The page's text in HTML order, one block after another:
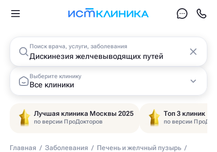
Поиск врача, услуги, заболевания
Выберите клинику
Все клиники
Лучшая клиника Москвы 2025
по версии ПроДокторов
Топ 3 клиник
по версии
Главная / Заболевания / Печень и желчный пузырь /